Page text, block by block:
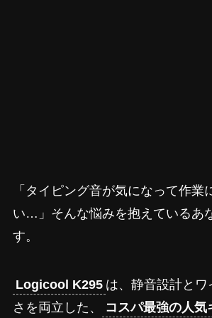
「タイピング音が気になって作業
い…」そんな悩みを抱えているあ
す。
Logicool K295 は、静音設計とワ
さを両立した、
コスパ最強の人気